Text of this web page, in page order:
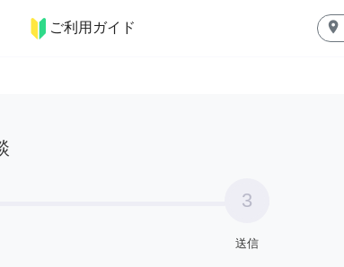
ご利用ガイド place
ペット 料理
3
送信